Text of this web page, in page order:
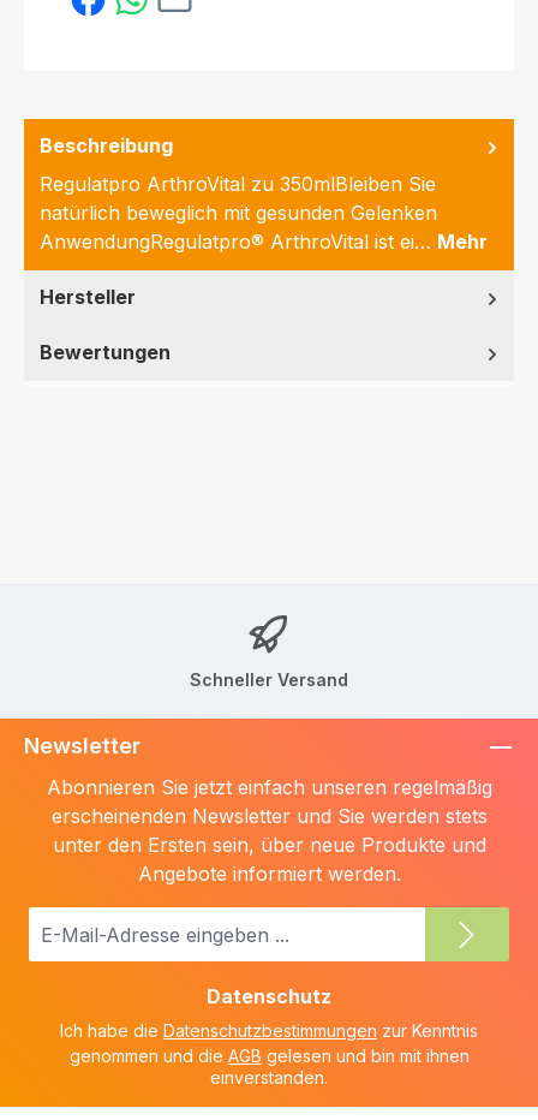
Beschreibung
Regulatpro ArthroVital zu 350mlBleiben Sie
natürlich beweglich mit gesunden Gelenken
AnwendungRegulatpro® ArthroVital ist ei… Mehr
Hersteller
Bewertungen
Schneller Versand
Newsletter
Abonnieren Sie jetzt einfach unseren regelmäßig
erscheinenden Newsletter und Sie werden stets
unter den Ersten sein, über neue Produkte und
Angebote informiert werden.
E-
Datenschutz
Ich habe die Datenschutzbestimmungen zur Kenntnis
genommen und die AGB gelesen und bin mit ihnen
einverstanden.